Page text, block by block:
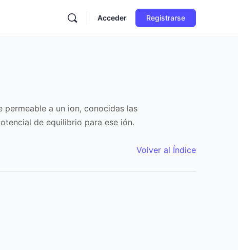
Acceder Registrarse
a un ion, conocidas las
de equilibrio para ese ión.
Volver al Índice